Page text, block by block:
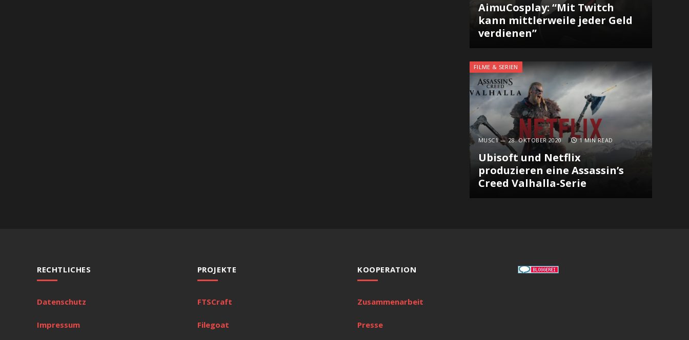
AimuCosplay: “Mit Twitch
kann mittlerweile jeder Geld
verdienen”
FILME & SERIEN
MUSC1 28. OKTOBER 2020 1 MIN READ
Ubisoft und Netflix
produzieren eine Assassin’s
Creed Valhalla-Serie
RECHTLICHES
Datenschutz
Impressum
PROJEKTE
FTSCraft
Filegoat
KOOPERATION
Zusammenarbeit
Presse